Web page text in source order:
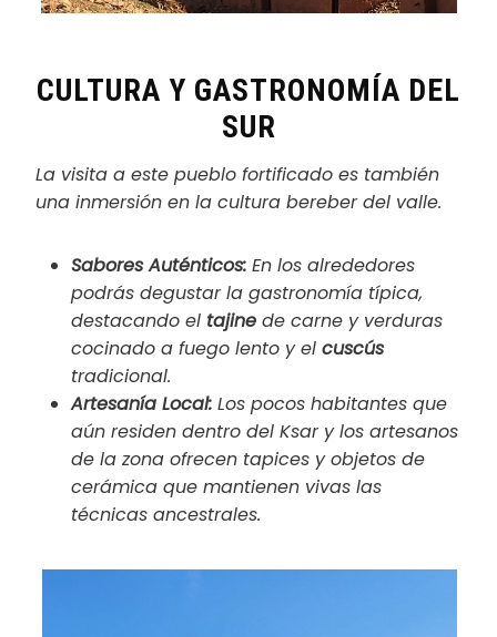
CULTURA Y GASTRONOMÍA DEL
SUR
La visita a este pueblo fortificado es también
una inmersión en la cultura bereber del valle.
Sabores Auténticos: En los alrededores
podrás degustar la gastronomía típica,
destacando el tajine de carne y verduras
cocinado a fuego lento y el cuscús
tradicional.
Artesanía Local: Los pocos habitantes que
aún residen dentro del Ksar y los artesanos
de la zona ofrecen tapices y objetos de
cerámica que mantienen vivas las
técnicas ancestrales.